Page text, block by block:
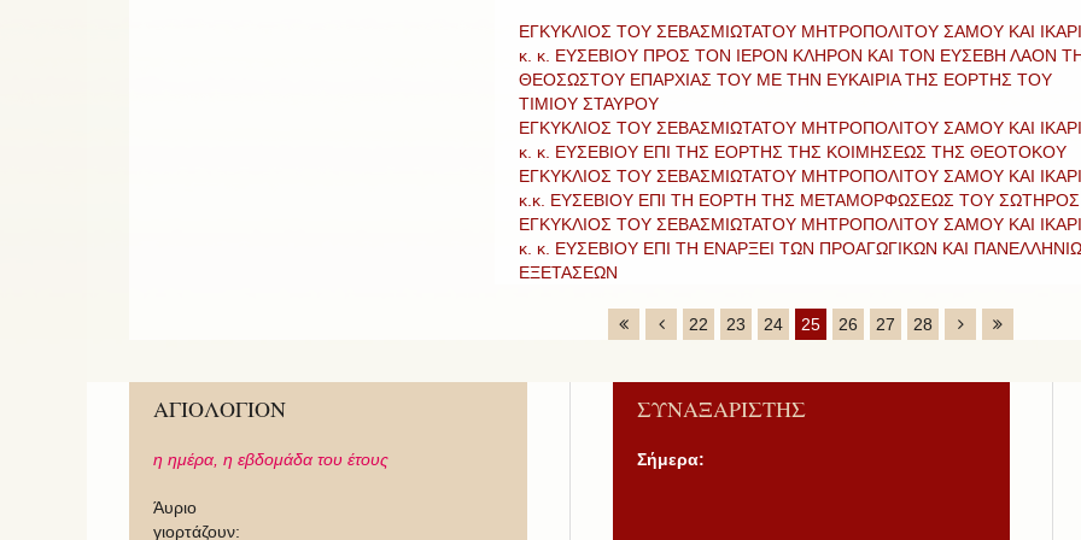
ΕΓΚΥΚΛΙΟΣ ΤΟΥ ΣΕΒΑΣΜΙΩΤΑΤΟΥ ΜΗΤΡΟΠΟΛΙΤΟΥ ΣΑΜΟΥ ΚΑΙ
κ. κ. ΕΥΣΕΒΙΟΥ ΠΡΟΣ ΤΟΝ ΙΕΡΟΝ ΚΛΗΡΟΝ ΚΑΙ ΤΟΝ ΕΥΣΕΒΗ ΛΑΟΝ
ΘΕΟΣΩΣΤΟΥ ΕΠΑΡΧΙΑΣ ΤΟΥ ΜΕ ΤΗΝ ΕΥΚΑΙΡΙΑ ΤΗΣ ΕΟΡΤΗΣ ΤΟΥ
ΤΙΜΙΟΥ ΣΤΑΥΡΟΥ
ΕΓΚΥΚΛΙΟΣ ΤΟΥ ΣΕΒΑΣΜΙΩΤΑΤΟΥ ΜΗΤΡΟΠΟΛΙΤΟΥ ΣΑΜΟΥ ΚΑΙ
κ. κ. ΕΥΣΕΒΙΟΥ ΕΠΙ ΤΗΣ ΕΟΡΤΗΣ ΤΗΣ ΚΟΙΜΗΣΕΩΣ ΤΗΣ ΘΕΟΤΟΚΟΥ
ΕΓΚΥΚΛΙΟΣ ΤΟΥ ΣΕΒΑΣΜΙΩΤΑΤΟΥ ΜΗΤΡΟΠΟΛΙΤΟΥ ΣΑΜΟΥ ΚΑΙ
κ.κ. ΕΥΣΕΒΙΟΥ ΕΠΙ ΤΗ ΕΟΡΤΗ ΤΗΣ ΜΕΤΑΜΟΡΦΩΣΕΩΣ ΤΟΥ ΣΩΤΗΡΟΣ
ΕΓΚΥΚΛΙΟΣ ΤΟΥ ΣΕΒΑΣΜΙΩΤΑΤΟΥ ΜΗΤΡΟΠΟΛΙΤΟΥ ΣΑΜΟΥ ΚΑΙ
κ. κ. ΕΥΣΕΒΙΟΥ ΕΠΙ ΤΗ ΕΝΑΡΞΕΙ ΤΩΝ ΠΡΟΑΓΩΓΙΚΩΝ ΚΑΙ
ΕΞΕΤΑΣΕΩΝ
22 23 24 25 26 27 28
ΑΓΙΟΛΟΓΙΟΝ
η ημέρα, η εβδομάδα του έτους
Άυριο
γιορτάζουν:
ΣΥΝΑΞΑΡΙΣΤΗΣ
Σήμερα: